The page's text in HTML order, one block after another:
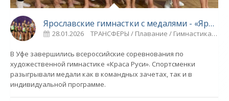
Ярославские гимнастки с медалями - «Ярославский спорт»
28.01.2026 ТРАНСФЕРЫ / Плавание / Гимнастика / Спорт / Видео новости
В Уфе завершились всероссийские соревнования по
художественной гимнастике «Краса Руси». Спортсменки
разыгрывали медали как в командных зачетах, так и в
индивидуальной программе.